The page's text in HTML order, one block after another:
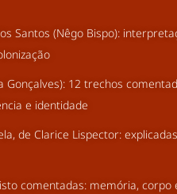
Santos (Nêgo Bispo):
Gonçalves): 12 trechos
e identidade
de Clarice Lispector:
comentadas: memória, corpo